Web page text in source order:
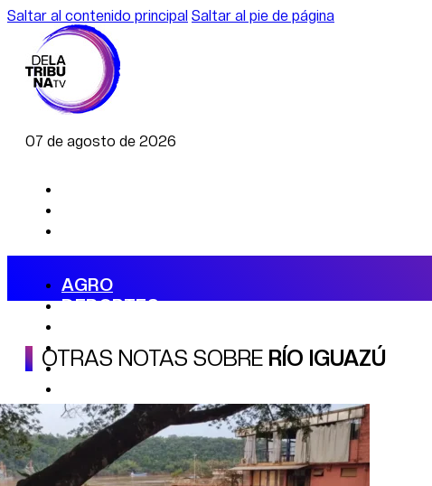
Saltar al contenido principal Saltar al pie de página
07 de agosto de 2026
AGRO
DEPORTES
POLÍTICA
CAMBIO CLIMÁTICO
DE LA TRIBUNA TV
OTRAS NOTAS SOBRE RÍO IGUAZÚ